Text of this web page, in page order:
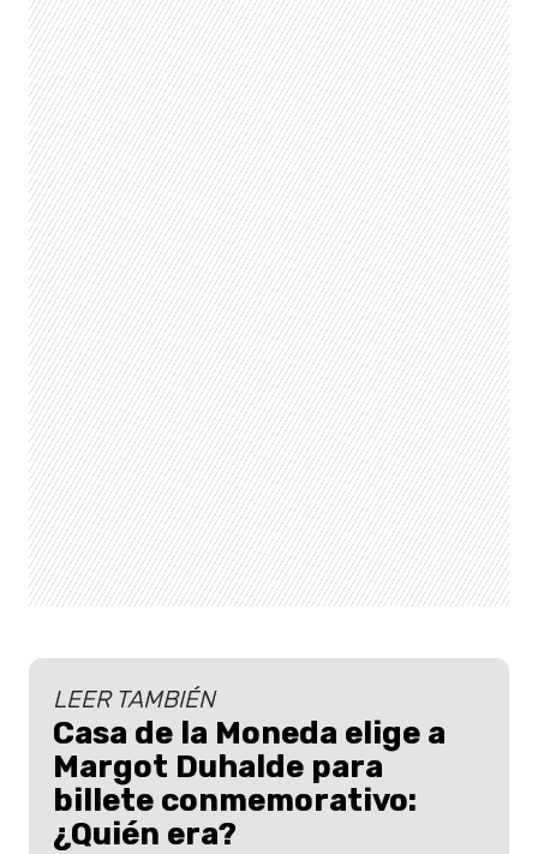
LEER TAMBIÉN
Casa de la Moneda elige a
Margot Duhalde para
billete conmemorativo:
¿Quién era?